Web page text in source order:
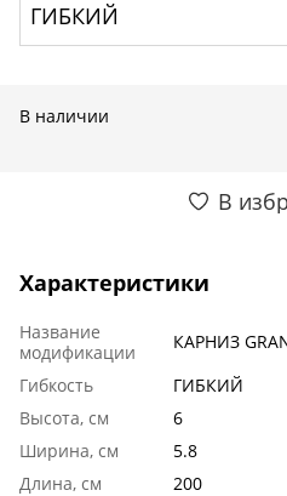
ГИБКИЙ
В наличии
В
Характеристики
Название
модификации
КАРНИЗ
Гибкость
ГИБКИЙ
Высота, см
6
Ширина, см
5.8
Длина, см
200